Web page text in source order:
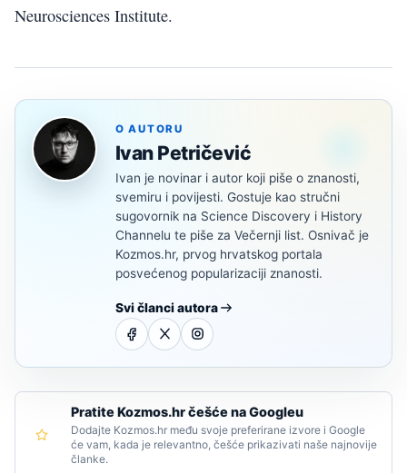
Neurosciences Institute.
O AUTORU
Ivan Petričević
Ivan je novinar i autor koji piše o znanosti,
svemiru i povijesti. Gostuje kao stručni
sugovornik na Science Discovery i History
Channelu te piše za Večernji list. Osnivač je
Kozmos.hr, prvog hrvatskog portala
posvećenog popularizaciji znanosti.
Svi članci autora
Pratite Kozmos.hr češće na Googleu
Dodajte Kozmos.hr među svoje preferirane izvore i Google
će vam, kada je relevantno, češće prikazivati naše najnovije
članke.